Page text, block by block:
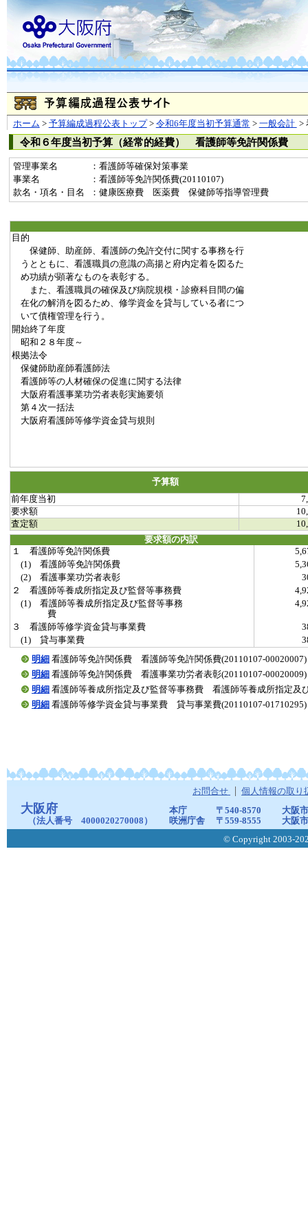
ホーム > 予算編成過程公表トップ> 令和6年度当初予算通常 > 一般会計 >
令和６年度当初予算（経常的経費） 看護師等免許関係費
管理事業名
：看護師等確保対策事業
事業名
：看護師等免許関係費(20110107)
款名・項名・目名
：健康医療費 医薬費 保健師等指導管理費
目的
保健師、助産師、看護師の免許交付に関する事務を行
うとともに、看護職員の意識の高揚と府内定着を図るた
め功績が顕著なものを表彰する。
また、看護職員の確保及び病院規模・診療科目間の偏
在化の解消を図るため、修学資金を貸与している者につ
いて債権管理を行う。
開始終了年度
昭和２８年度～
根拠法令
保健師助産師看護師法
看護師等の人材確保の促進に関する法律
大阪府看護事業功労者表彰実施要領
第４次一括法
大阪府看護師等修学資金貸与規則
予算額
前年度当初
要求額
査定額
要求額の内訳
１ 看護師等免許関係費
(1) 看護師等免許関係費
(2) 看護事業功労者表彰
２ 看護師等養成所指定及び監督等事務費
(1) 看護師等養成所指定及び監督等事務
費
３ 看護師等修学資金貸与事業費
(1) 貸与事業費
明細 看護師等免許関係費 看護師等免許関係費(20110107-00020007)
明細 看護師等免許関係費 看護事業功労者表彰(20110107-00020009)
明細 看護師等養成所指定及び監督等事務費 看護師等養成所指定及
明細 看護師等修学資金貸与事業費 貸与事業費(20110107-01710295)
お問合せ 個人情報の取り
大阪府
（法人番号 4000020270008）
本庁 〒540-8570
大阪
咲洲庁舎
〒559-8555
大阪
© Copyright 2003-